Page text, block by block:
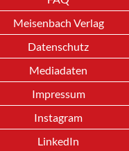
Meisenbach Verlag
Datenschutz
Mediadaten
Impressum
Instagram
LinkedIn